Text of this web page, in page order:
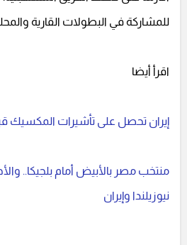
للمشاركة في البطولات القارية
اقرأ أيضا
إيران تحصل على تأشيرات المكسيك
منتخب مصر بالأبيض أمام بلجيكا..
نيوزيلندا وإيران